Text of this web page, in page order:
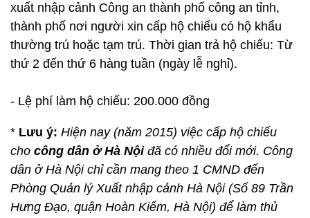
xuất nhập cảnh Công an thành phố công an tỉnh,
thành phố nơi người xin cấp hộ chiếu có hộ khẩu
thường trú hoặc tạm trú. Thời gian trả hộ chiếu: Từ
thứ 2 đến thứ 6 hàng tuần (ngày lễ nghỉ).
- Lệ phí làm hộ chiếu: 200.000 đồng
* Lưu ý: Hiện nay (năm 2015) việc cấp hộ chiếu
cho công dân ở Hà Nội đã có nhiều đổi mới. Công
dân ở Hà Nội chỉ cần mang theo 1 CMND đến
Phòng Quản lý Xuất nhập cảnh Hà Nội (Số 89 Trần
Hưng Đạo, quận Hoàn Kiếm, Hà Nội) để làm thủ